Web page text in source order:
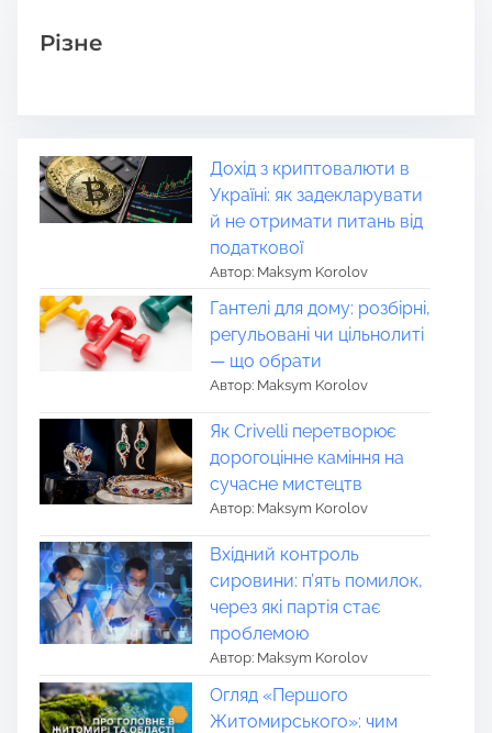
Різне
Дохід з криптовалюти в
Україні: як задекларувати
й не отримати питань від
податкової
Автор: Maksym Korolov
Гантелі для дому: розбірні,
регульовані чи цільнолиті
— що обрати
Автор: Maksym Korolov
Як Crivelli перетворює
дорогоцінне каміння на
сучасне мистецтв
Автор: Maksym Korolov
Вхідний контроль
сировини: п’ять помилок,
через які партія стає
проблемою
Автор: Maksym Korolov
Огляд «Першого
Житомирського»: чим